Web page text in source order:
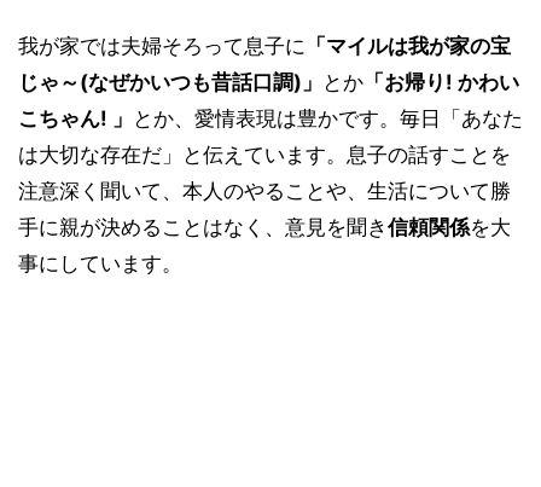
我が家では夫婦そろって息子に 「マイルは我が家の宝
じゃ～(なぜかいつも昔話口調)」 とか 「お帰り! かわい
こちゃん! 」 とか、愛情表現は豊かです。毎日「あなた
は大切な存在だ」と伝えています。息子の話すことを
注意深く聞いて、本人のやることや、生活について勝
手に親が決めることはなく、意見を聞き信頼関係を大
事にしています。